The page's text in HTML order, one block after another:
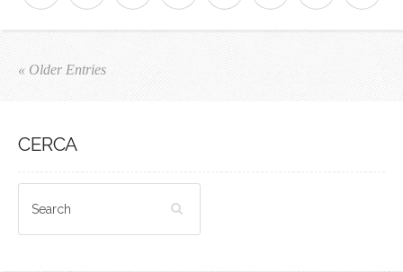
« Older Entries
CERCA